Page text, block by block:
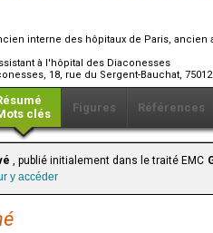
interne des hôpitaux de Paris, ancien
à l'hôpital des Diaconesses
18, rue du Sergent-Bauchat,
clés
Figures Références
, publié initialement dans le traité EMC
y accéder